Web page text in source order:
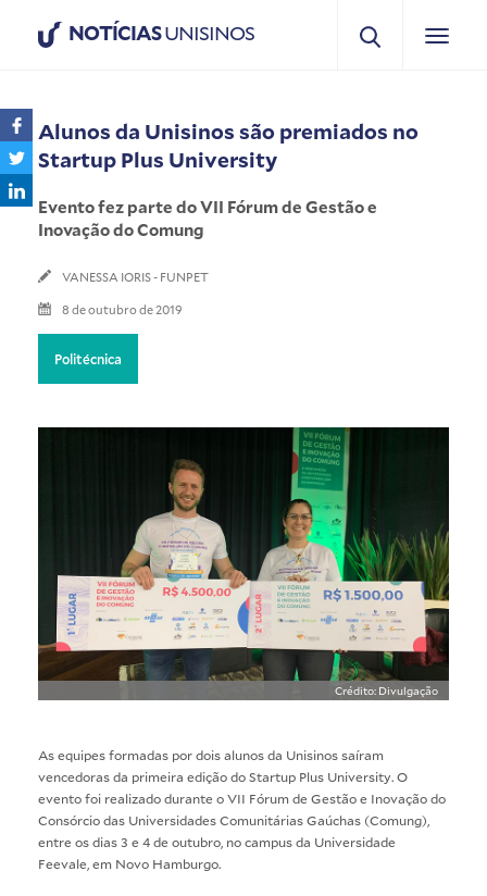
NOTÍCIASUNISINOS
Alunos da Unisinos são premiados no
Startup Plus University
Evento fez parte do VII Fórum de Gestão e
Inovação do Comung
VANESSA IORIS - FUNPET
8 de outubro de 2019
Politécnica
Crédito: Divulgação
As equipes formadas por dois alunos da Unisinos saíram
vencedoras da primeira edição do Startup Plus University. O
evento foi realizado durante o VII Fórum de Gestão e Inovação do
Consórcio das Universidades Comunitárias Gaúchas (Comung),
entre os dias 3 e 4 de outubro, no campus da Universidade
Feevale, em Novo Hamburgo.